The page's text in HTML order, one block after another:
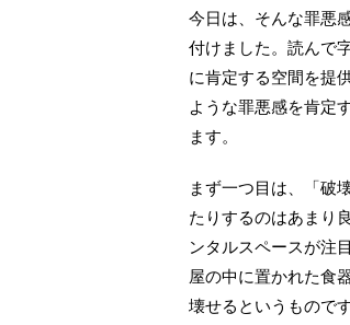
今日は、そんな罪悪
付けました。読んで
に肯定する空間を提
ような罪悪感を肯定
ます。
まず一つ目は、「破
たりするのはあまり
ンタルスペースが注
屋の中に置かれた食
壊せるというもので